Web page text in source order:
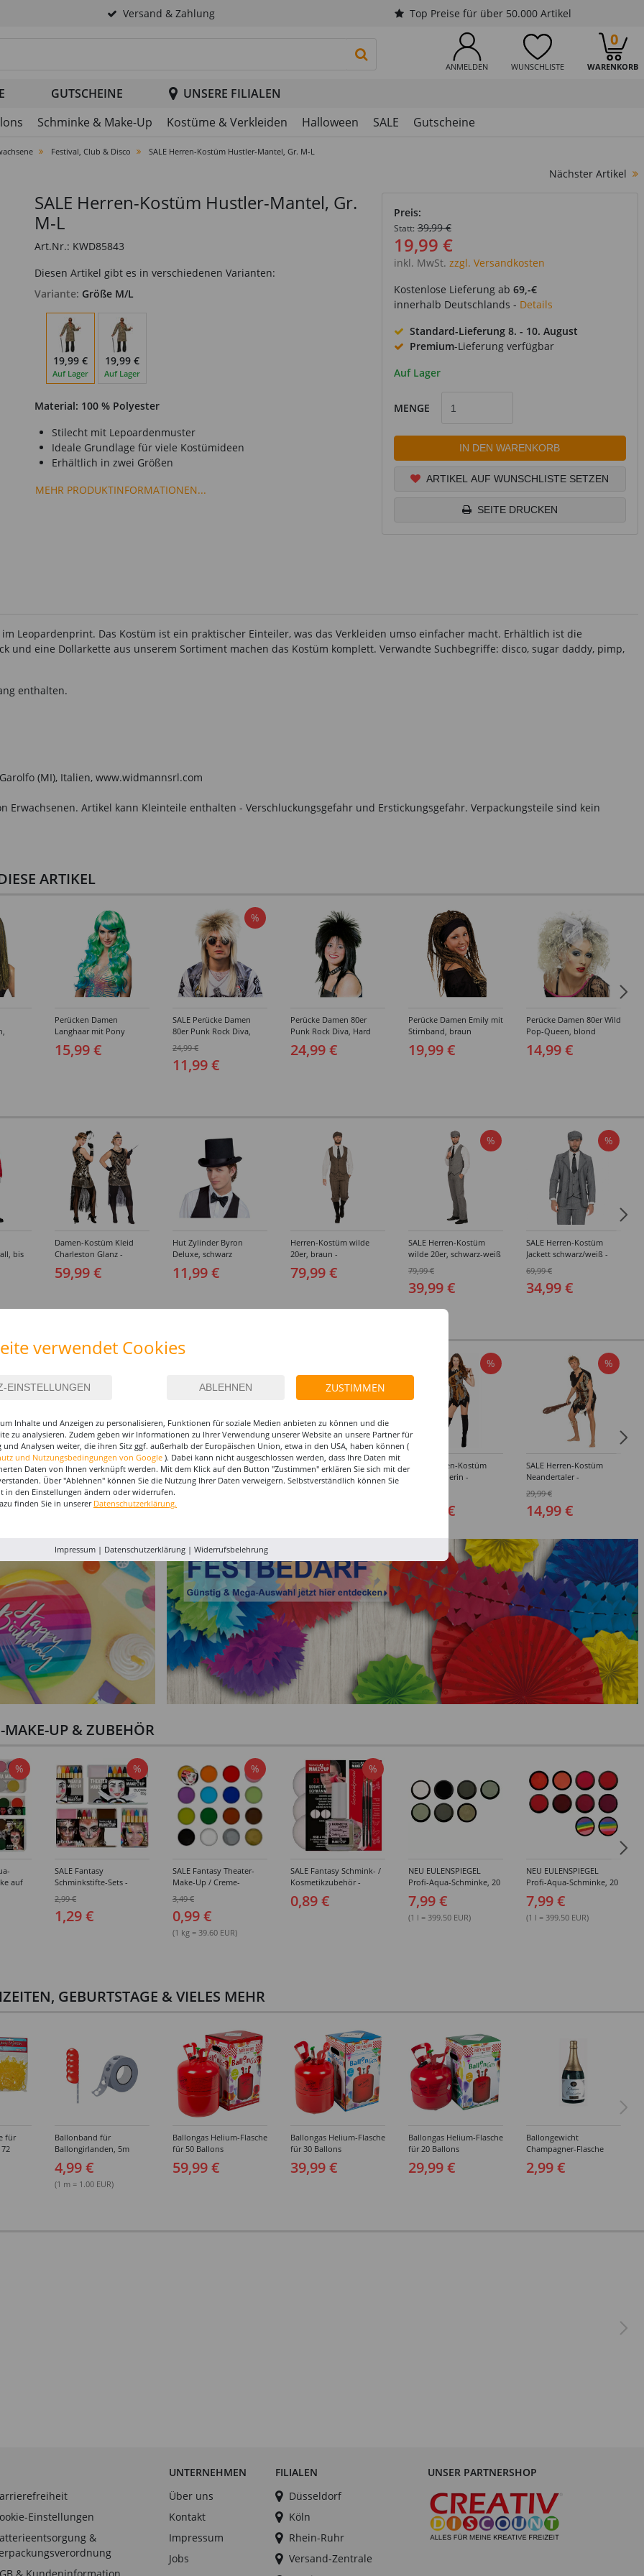
Versand & Zahlung Top Preise für über 50.000 Artikel
ANMELDEN WUNSCHLISTE WARENKORB
0
PRODUKTSUCHE STARTEN
GUTSCHEINE
UNSERE FILIALEN
Schminke & Make-Up Kostüme & Verkleiden Halloween SALE Gutscheine
Festival, Club & Disco SALE Herren-Kostüm Hustler-Mantel, Gr. M-L
Nächster Artikel
SALE Herren-Kostüm Hustler-Mantel, Gr.
M-L
Art.Nr.: KWD85843
Diesen Artikel gibt es in verschiedenen Varianten:
Variante: Größe M/L
19,99 €
Auf Lager
19,99 €
Auf Lager
Material: 100 % Polyester
Stilecht mit Lepoardenmuster
Ideale Grundlage für viele Kostümideen
Erhältlich in zwei Größen
MEHR PRODUKTINFORMATIONEN...
Preis:
Statt: 39,99 €
19,99 €
inkl. MwSt. zzgl. Versandkosten
Kostenlose Lieferung ab 69,-€
innerhalb Deutschlands - Details
Standard-Lieferung 8. - 10. August
Premium-Lieferung verfügbar
Auf Lager
MENGE
IN DEN WARENKORB
ARTIKEL AUF WUNSCHLISTE SETZEN
SEITE DRUCKEN
Leopardenprint. Das Kostüm ist ein praktischer Einteiler, was das Verkleiden umso einfacher macht. Erhältlich ist die
und eine Dollarkette aus unserem Sortiment machen das Kostüm komplett. Verwandte Suchbegriffe: disco, sugar daddy, pimp,
enthalten.
(MI), Italien, www.widmannsrl.com
Artikel kann Kleinteile enthalten - Verschluckungsgefahr und Erstickungsgefahr. Verpackungsteile sind kein
ARTIKEL
Perücken Damen
Langhaar mit Pony
Meerjungfrau Aqua,
blau-grün
15,99 €
%
SALE Perücke Damen
80er Punk Rock Diva,
Hard Rock, meliert,
braun-blond
24,99 €
11,99 €
Perücke Damen 80er
Punk Rock Diva, Hard
Rock, schwarz
24,99 €
Perücke Damen Emily mit
Stirnband, braun
19,99 €
Perücke Damen 80er Wild
Pop-Queen, blond
14,99 €
bis
Damen-Kostüm Kleid
Charleston Glanz -
Verschiedene Größen (S-
XXL)
59,99 €
Hut Zylinder Byron
Deluxe, schwarz
11,99 €
Herren-Kostüm wilde
20er, braun -
Verschiedene Größen
(46-64)
79,99 €
%
SALE Herren-Kostüm
wilde 20er, schwarz-weiß
- Verschiedene Größen
(48-64)
79,99 €
39,99 €
%
SALE Herren-Kostüm
Jackett schwarz/weiß -
Verschiedene Größen
(48-64)
69,99 €
34,99 €
-
Damen-Kostüm
Rotkäppchen -
Verschiedene Größen
(36-46)
34,99 €
Weste SWAT Look
"Kugelsicher" für
Erwachsene
17,99 €
SALE Damen-Kostüm
Minnie -Verschiedene
%
SALE Damen-Kostüm
Neandertalerin -
14,99 €
%
SALE Herren-Kostüm
Neandertaler -
Verschiedene Größen
(50-60)
29,99 €
14,99 €
MAKE-UP & ZUBEHÖR
%
auf
%
SALE Fantasy
Schminkstifte-Sets -
Ausführungen
2,99 €
1,29 €
%
SALE Fantasy Theater-
Make-Up / Creme-
25g - Verschiedene
Karnevalsfarben
3,49 €
0,99 €
(1 kg = 39.60 EUR)
%
SALE Fantasy Schmink- /
Kosmetikzubehör -
0,89 €
NEU EULENSPIEGEL
Profi-Aqua-Schminke, 20
Grau-Töne -
Verschiedene Farben
7,99 €
(1 l = 399.50 EUR)
NEU EULENSPIEGEL
Profi-Aqua-Schminke, 20
Verschiedene Farben
7,99 €
(1 l = 399.50 EUR)
GEBURTSTAGE & VIELES MEHR
für
Ballonband für
Ballongirlanden, 5m
4,99 €
(1 m = 1.00 EUR)
Ballongas Helium-Flasche
für 50 Ballons
59,99 €
Ballongas Helium-Flasche
für 30 Ballons
39,99 €
Ballongas Helium-Flasche
für 20 Ballons
29,99 €
Ballongewicht
Champagner-Flasche
2,99 €
Einstellungen
&
& Kundeninformation
UNTERNEHMEN
Über uns
Kontakt
Impressum
Jobs
FILIALEN
Düsseldorf
Köln
Rhein-Ruhr
Versand-Zentrale
UNSER PARTNERSHOP
verwendet Cookies
ZUSTIMMEN
Inhalte und Anzeigen zu personalisieren, Funktionen für soziale Medien anbieten zu können und die
zu analysieren. Zudem geben wir Informationen zu Ihrer Verwendung unserer Website an unsere Partner für
und Analysen weiter, die ihren Sitz ggf. außerhalb der Europäischen Union, etwa in den USA, haben können (
und Nutzungsbedingungen von Google ). Dabei kann nicht ausgeschlossen werden, dass Ihre Daten mit
Daten von Ihnen verknüpft werden. Mit dem Klick auf den Button "Zustimmen" erklären Sie sich mit der
Über "Ablehnen" können Sie die Nutzung Ihrer Daten verweigern. Selbstverständlich können Sie
in den Einstellungen ändern oder widerrufen.
finden Sie in unserer Datenschutzerklärung.
Impressum| Datenschutzerklärung| Widerrufsbelehrung